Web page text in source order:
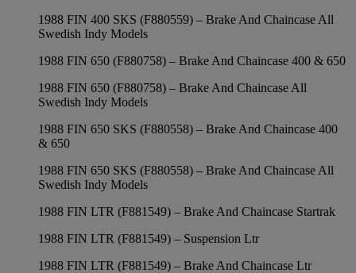
1988 FIN 400 SKS (F880559) – Brake And Chaincase All
Swedish Indy Models
1988 FIN 650 (F880758) – Brake And Chaincase 400 & 650
1988 FIN 650 (F880758) – Brake And Chaincase All
Swedish Indy Models
1988 FIN 650 SKS (F880558) – Brake And Chaincase 400
& 650
1988 FIN 650 SKS (F880558) – Brake And Chaincase All
Swedish Indy Models
1988 FIN LTR (F881549) – Brake And Chaincase Startrak
1988 FIN LTR (F881549) – Suspension Ltr
1988 FIN LTR (F881549) – Brake And Chaincase Ltr